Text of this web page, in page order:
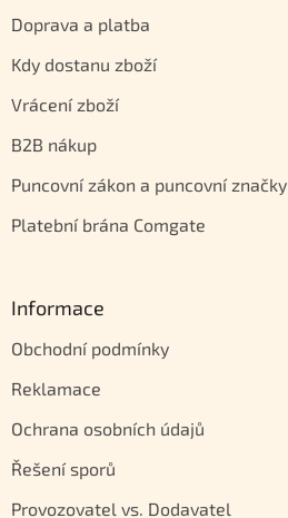
Doprava a platba
Kdy dostanu zboží
Vrácení zboží
B2B nákup
Puncovní zákon a puncovní značky
Platební brána Comgate
Informace
Obchodní podmínky
Reklamace
Ochrana osobních údajů
Řešení sporů
Provozovatel vs. Dodavatel